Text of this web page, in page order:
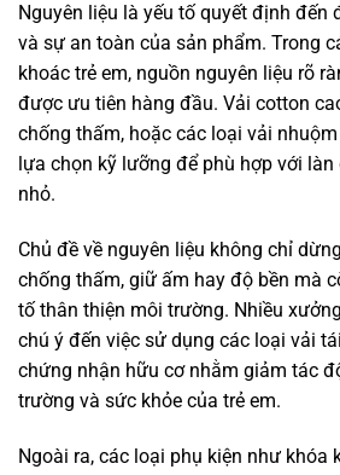
Nguyên liệu là yếu tố quyết định đến
và sự an toàn của sản phẩm. Trong
khoác trẻ em, nguồn nguyên liệu rõ
được ưu tiên hàng đầu. Vải cotton
chống thấm, hoặc các loại vải
lựa chọn kỹ lưỡng để phù hợp với
nhỏ.
Chủ đề về nguyên liệu không chỉ
chống thấm, giữ ấm hay độ bền mà
tố thân thiện môi trường. Nhiều
chú ý đến việc sử dụng các loại vải
chứng nhận hữu cơ nhằm giảm tác
trường và sức khỏe của trẻ em.
Ngoài ra, các loại phụ kiện như khóa